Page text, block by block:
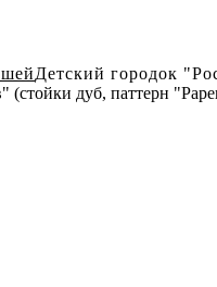
Детский городок
(стойки дуб, паттерн